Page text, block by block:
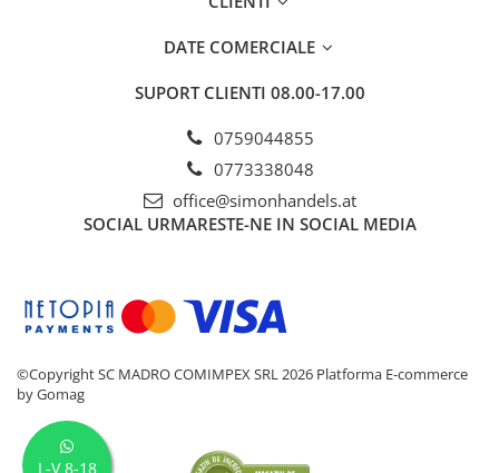
DATE COMERCIALE
SUPORT CLIENTI 08.00-17.00
0759044855
0773338048
office@simonhandels.at
SOCIAL URMARESTE-NE IN SOCIAL MEDIA
©Copyright SC MADRO COMIMPEX SRL 2026 Platforma E-commerce
by Gomag
L-V 8-18